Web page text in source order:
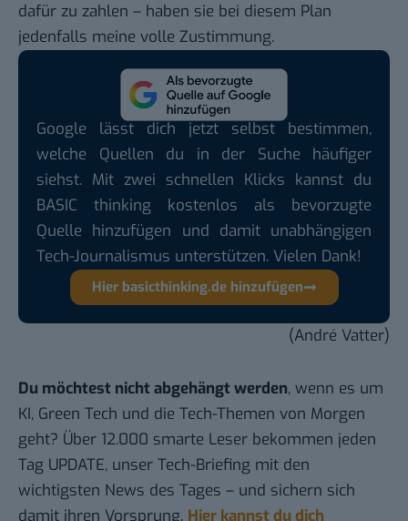
dafür zu zahlen – haben sie bei diesem Plan
jedenfalls meine volle Zustimmung.
Google lässt dich jetzt selbst bestimmen,
welche Quellen du in der Suche häufiger
siehst. Mit zwei schnellen Klicks kannst du
BASIC thinking kostenlos als bevorzugte
Quelle hinzufügen und damit unabhängigen
Tech-Journalismus unterstützen. Vielen Dank!
Hier basicthinking.de hinzufügen
(André Vatter)
Du möchtest nicht abgehängt werden, wenn es um
KI, Green Tech und die Tech-Themen von Morgen
geht? Über 12.000 smarte Leser bekommen jeden
Tag UPDATE, unser Tech-Briefing mit den
wichtigsten News des Tages – und sichern sich
damit ihren Vorsprung. Hier kannst du dich